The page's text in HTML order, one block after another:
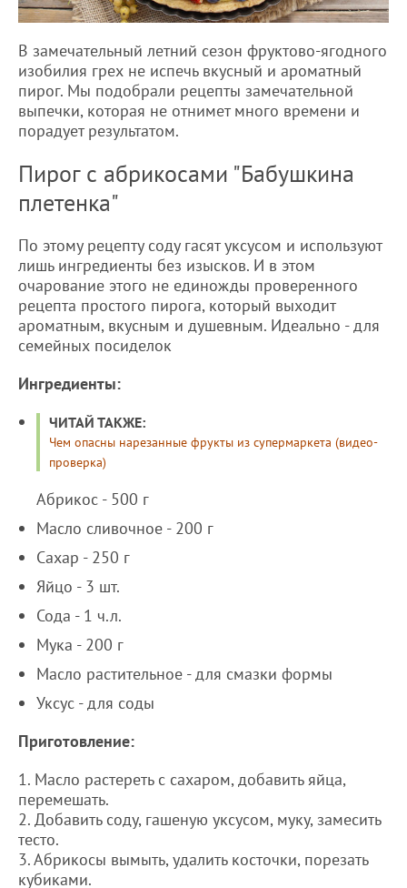
В замечательный летний сезон фруктово-ягодного
изобилия грех не испечь вкусный и ароматный
пирог. Мы подобрали рецепты замечательной
выпечки, которая не отнимет много времени и
порадует результатом.
Пирог с абрикосами "Бабушкина
плетенка"
По этому рецепту соду гасят уксусом и используют
лишь ингредиенты без изысков. И в этом
очарование этого не единожды проверенного
рецепта простого пирога, который выходит
ароматным, вкусным и душевным. Идеально - для
семейных посиделок
Ингредиенты:
ЧИТАЙ ТАКЖЕ:
Чем опасны нарезанные фрукты из супермаркета (видео-
проверка)
Абрикос - 500 г
Масло сливочное - 200 г
Сахар - 250 г
Яйцо - 3 шт.
Сода - 1 ч.л.
Мука - 200 г
Масло растительное - для смазки формы
Уксус - для соды
Приготовление:
1. Масло растереть с сахаром, добавить яйца,
перемешать.
2. Добавить соду, гашеную уксусом, муку, замесить
тесто.
3. Абрикосы вымыть, удалить косточки, порезать
кубиками.